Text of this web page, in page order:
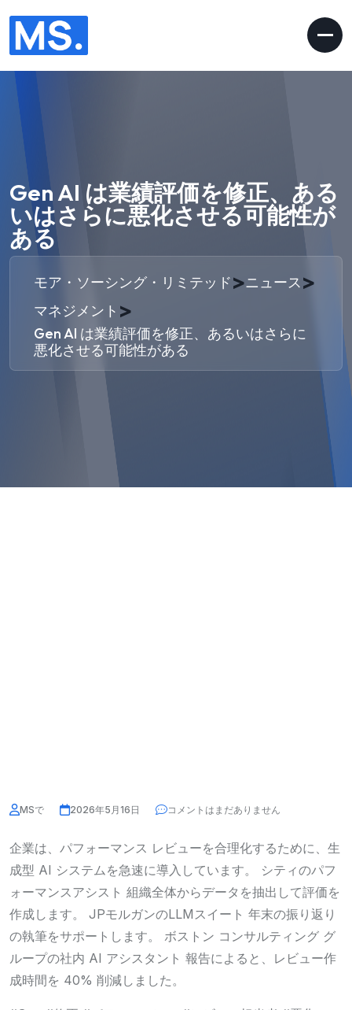
Gen AI は業績評価を修正、ある
いはさらに悪化させる可能性が
ある
モア・ソーシング・リミテッド>ニュース>
マネジメント >
Gen AI は業績評価を修正、あるいはさらに
悪化させる可能性がある
MSで 2026年5月16日 コメントはまだありません
企業は、パフォーマンス レビューを合理化するために、生
成型 AI システムを急速に導入しています。 シティのパフ
ォーマンスアシスト 組織全体からデータを抽出して評価を
作成します。 JPモルガンのLLMスイート 年末の振り返り
の執筆をサポートします。 ボストン コンサルティング グ
ループの社内 AI アシスタント 報告によると、レビュー作
成時間を 40% 削減しました。